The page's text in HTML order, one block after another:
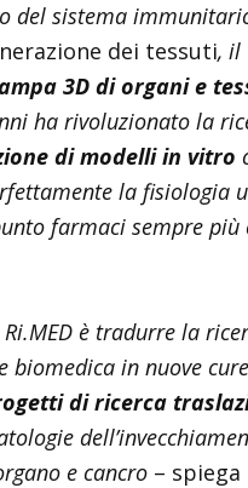
del sistema
dei tessuti, il
3D di organi e
ha rivoluzionato la
di modelli in vitro
la fisiologia
farmaci sempre più
è tradurre la
biomedica in nuove
di ricerca
e cancro– spiega